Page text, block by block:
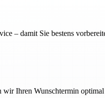
– damit Sie bestens
Ihren Wunschtermin